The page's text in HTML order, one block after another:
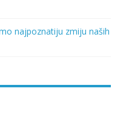
najpoznatiju zmiju naših